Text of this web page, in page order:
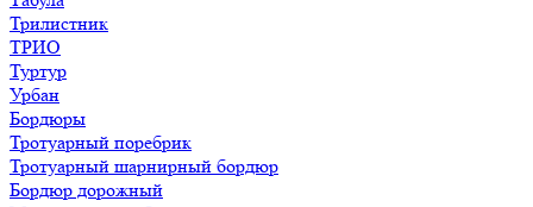
Трилистник
ТРИО
Туртур
Урбан
Бордюры
Тротуарный поребрик
Тротуарный шарнирный бордюр
Бордюр дорожный